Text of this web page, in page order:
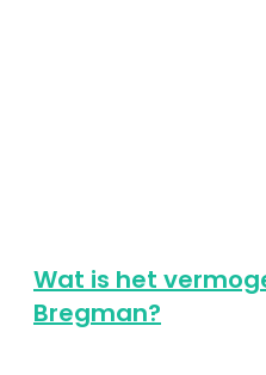
Wat is het
Bregman?